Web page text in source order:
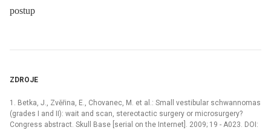
postup
ZDROJE
1. Betka, J., Zvěřina, E., Chovanec, M. et al.: Small vestibular schwannomas
(grades I and II): wait and scan, stereotactic surgery or microsurgery?
Congress abstract. Skull Base [serial on the Internet]. 2009; 19 -⁠ A023. DOI: